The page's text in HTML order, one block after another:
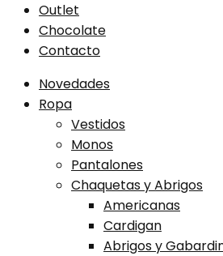
Outlet
Chocolate
Contacto
Novedades
Ropa
Vestidos
Monos
Pantalones
Chaquetas y Abrigos
Americanas
Cardigan
Abrigos y